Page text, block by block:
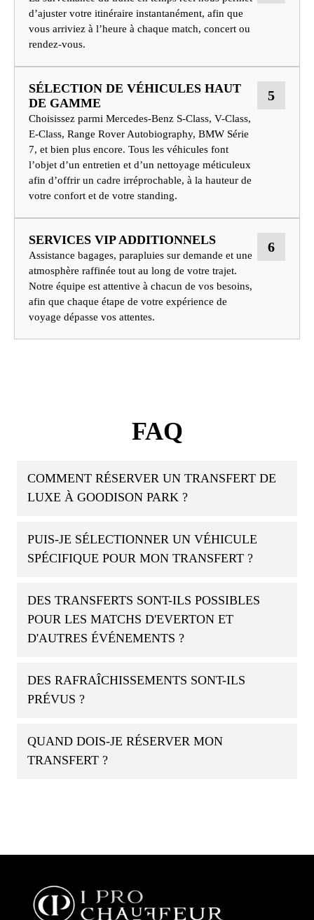
d’ajuster votre itinéraire instantanément, afin que
vous arriviez à l’heure à chaque match, concert ou
rendez-vous.
SÉLECTION DE VÉHICULES HAUT
DE GAMME
Choisissez parmi Mercedes-Benz S-Class, V-Class,
E-Class, Range Rover Autobiography, BMW Série
7, et bien plus encore. Tous les véhicules font
l’objet d’un entretien et d’un nettoyage méticuleux
afin d’offrir un cadre irréprochable, à la hauteur de
votre confort et de votre standing.
5
SERVICES VIP ADDITIONNELS
Assistance bagages, parapluies sur demande et une
atmosphère raffinée tout au long de votre trajet.
Notre équipe est attentive à chacun de vos besoins,
afin que chaque étape de votre expérience de
voyage dépasse vos attentes.
6
FAQ
COMMENT RÉSERVER UN TRANSFERT DE
LUXE À GOODISON PARK ?
PUIS-JE SÉLECTIONNER UN VÉHICULE
SPÉCIFIQUE POUR MON TRANSFERT ?
DES TRANSFERTS SONT-ILS POSSIBLES
POUR LES MATCHS D'EVERTON ET
D'AUTRES ÉVÉNEMENTS ?
DES RAFRAÎCHISSEMENTS SONT-ILS
PRÉVUS ?
QUAND DOIS-JE RÉSERVER MON
TRANSFERT ?